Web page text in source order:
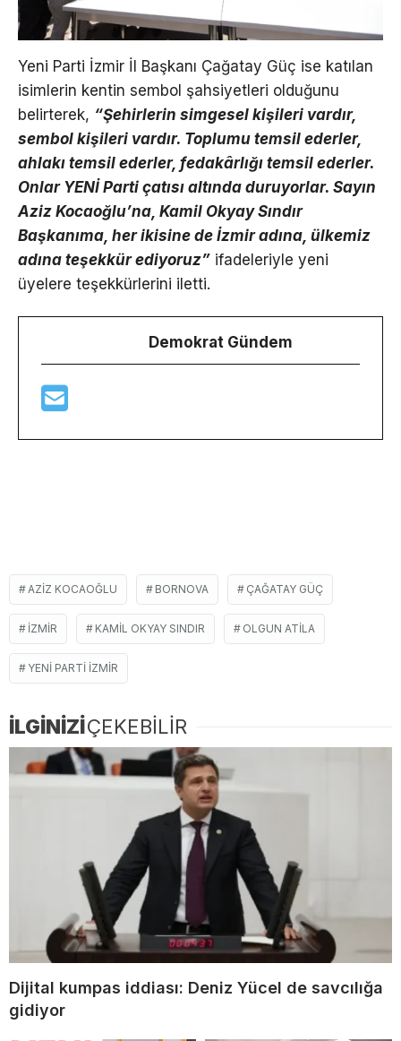
Yeni Parti İzmir İl Başkanı Çağatay Güç ise katılan
isimlerin kentin sembol şahsiyetleri olduğunu
belirterek, “Şehirlerin simgesel kişileri vardır,
sembol kişileri vardır. Toplumu temsil ederler,
ahlakı temsil ederler, fedakârlığı temsil ederler.
Onlar YENİ Parti çatısı altında duruyorlar. Sayın
Aziz Kocaoğlu’na, Kamil Okyay Sındır
Başkanıma, her ikisine de İzmir adına, ülkemiz
adına teşekkür ediyoruz” ifadeleriyle yeni
üyelere teşekkürlerini iletti.
Demokrat Gündem
AZIZ KOCAOĞLU BORNOVA ÇAĞATAY GÜÇ
IZMIR KAMIL OKYAY SINDIR OLGUN ATILA
YENI PARTI IZMIR
İLGİNİZİÇEKEBİLİR
Dijital kumpas iddiası: Deniz Yücel de savcılığa
gidiyor